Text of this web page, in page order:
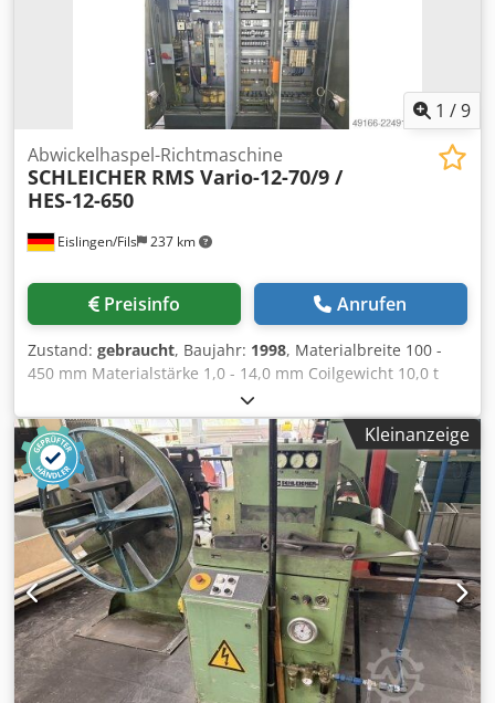
Einführkeil, Bandseitenführung am Einlauf
1 /9
Eislingen/Fils 237 km
Abwickelhaspel-Richtmaschine
SCHLEICHER RMS Vario-12-70/9 /
HES-12-650
Preisinfo Anrufen
Zustand: gebraucht, Baujahr: 1998, Materialbreite 100 -
450 mm Materialstärke 1,0 - 14,0 mm Coilgewicht 10,0 t
Coil-Innendurchmesser 470 - 520 mm Coil-
Außendurchmesser 1100 - 2000 mm Anzahl der
Richtwalzen 12 Richtwalzendurchmesser 2x70 / 2x96 /
8x127 mm Anzahl der Einzugswalzen 2
Einzugswalzendurchmesser 160 mm min. Materialbreite
100 mm Geschwindigkeit 15 m/min Antriebsleistung 75,0
kW Gewicht der Haspel 6,4 t Gewicht der Richtmaschine
12,8 t Raumbedarf Haspel (BxTxH) 3,1 x 1,4 x 3,7 mm
Codpfxozrpr Dj Agkerf Raumbedarf Richtmaschine (BxTxH)
2,5 x 3,4 x 2,7 mm Richtmaschine RMS Vario-12-70/96/127-
450 mit stufenlos regelbarem Antrieb, Richtwalzen
angetrieben, Stützwalzen, oberer Richtstuhl hydraulisch
anhebbar, hydraulischem Einführkeil, hydraulisch
ausfahrbarem Abschälkeil Abwickelhaspel HES 12-650 mit
Kleinanzeige